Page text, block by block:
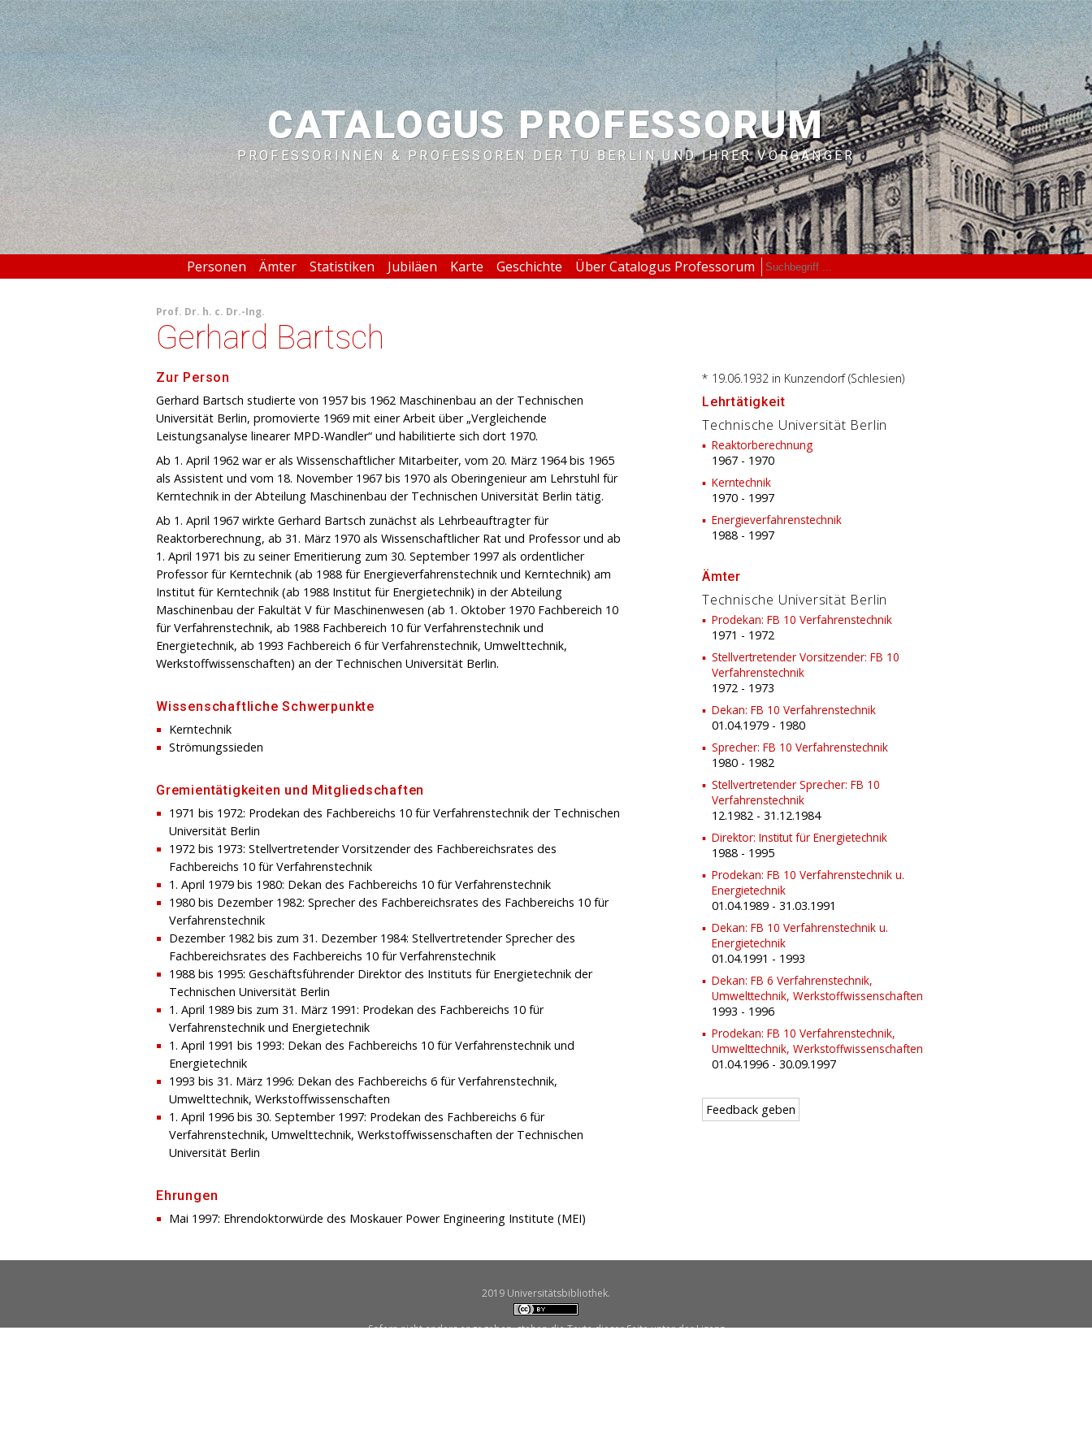
CATALOGUS PROFESSORUM
PROFESSORINNEN & PROFESSOREN DER TU BERLIN UND IHRER VORGÄNGER
Personen Ämter Statistiken Jubiläen Karte Geschichte Über Catalogus Professorum
Prof. Dr. h. c. Dr.-Ing.
Gerhard Bartsch
Zur Person
Gerhard Bartsch studierte von 1957 bis 1962 Maschinenbau an der Technischen
Universität Berlin, promovierte 1969 mit einer Arbeit über „Vergleichende
Leistungsanalyse linearer MPD-Wandler“ und habilitierte sich dort 1970.
Ab 1. April 1962 war er als Wissenschaftlicher Mitarbeiter, vom 20. März 1964 bis 1965
als Assistent und vom 18. November 1967 bis 1970 als Oberingenieur am Lehrstuhl für
Kerntechnik in der Abteilung Maschinenbau der Technischen Universität Berlin tätig.
Ab 1. April 1967 wirkte Gerhard Bartsch zunächst als Lehrbeauftragter für
Reaktorberechnung, ab 31. März 1970 als Wissenschaftlicher Rat und Professor und ab
1. April 1971 bis zu seiner Emeritierung zum 30. September 1997 als ordentlicher
Professor für Kerntechnik (ab 1988 für Energieverfahrenstechnik und Kerntechnik) am
Institut für Kerntechnik (ab 1988 Institut für Energietechnik) in der Abteilung
Maschinenbau der Fakultät V für Maschinenwesen (ab 1. Oktober 1970 Fachbereich 10
für Verfahrenstechnik, ab 1988 Fachbereich 10 für Verfahrenstechnik und
Energietechnik, ab 1993 Fachbereich 6 für Verfahrenstechnik, Umwelttechnik,
Werkstoffwissenschaften) an der Technischen Universität Berlin.
Wissenschaftliche Schwerpunkte
Kerntechnik
Strömungssieden
Gremientätigkeiten und Mitgliedschaften
1971 bis 1972: Prodekan des Fachbereichs 10 für Verfahrenstechnik der Technischen
Universität Berlin
1972 bis 1973: Stellvertretender Vorsitzender des Fachbereichsrates des
Fachbereichs 10 für Verfahrenstechnik
1. April 1979 bis 1980: Dekan des Fachbereichs 10 für Verfahrenstechnik
1980 bis Dezember 1982: Sprecher des Fachbereichsrates des Fachbereichs 10 für
Verfahrenstechnik
Dezember 1982 bis zum 31. Dezember 1984: Stellvertretender Sprecher des
Fachbereichsrates des Fachbereichs 10 für Verfahrenstechnik
1988 bis 1995: Geschäftsführender Direktor des Instituts für Energietechnik der
Technischen Universität Berlin
1. April 1989 bis zum 31. März 1991: Prodekan des Fachbereichs 10 für
Verfahrenstechnik und Energietechnik
1. April 1991 bis 1993: Dekan des Fachbereichs 10 für Verfahrenstechnik und
Energietechnik
1993 bis 31. März 1996: Dekan des Fachbereichs 6 für Verfahrenstechnik,
Umwelttechnik, Werkstoffwissenschaften
1. April 1996 bis 30. September 1997: Prodekan des Fachbereichs 6 für
Verfahrenstechnik, Umwelttechnik, Werkstoffwissenschaften der Technischen
Universität Berlin
Ehrungen
Mai 1997: Ehrendoktorwürde des Moskauer Power Engineering Institute (MEI)
* 19.06.1932 in Kunzendorf (Schlesien)
Lehrtätigkeit
Technische Universität Berlin
Reaktorberechnung
1967 - 1970
Kerntechnik
1970 - 1997
Energieverfahrenstechnik
1988 - 1997
Ämter
Technische Universität Berlin
Prodekan: FB 10 Verfahrenstechnik
1971 - 1972
Stellvertretender Vorsitzender: FB 10
Verfahrenstechnik
1972 - 1973
Dekan: FB 10 Verfahrenstechnik
01.04.1979 - 1980
Sprecher: FB 10 Verfahrenstechnik
1980 - 1982
Stellvertretender Sprecher: FB 10
Verfahrenstechnik
12.1982 - 31.12.1984
Direktor: Institut für Energietechnik
1988 - 1995
Prodekan: FB 10 Verfahrenstechnik u.
Energietechnik
01.04.1989 - 31.03.1991
Dekan: FB 10 Verfahrenstechnik u.
Energietechnik
01.04.1991 - 1993
Dekan: FB 6 Verfahrenstechnik,
Umwelttechnik, Werkstoffwissenschaften
1993 - 1996
Prodekan: FB 10 Verfahrenstechnik,
Umwelttechnik, Werkstoffwissenschaften
01.04.1996 - 30.09.1997
Feedback geben
2019 Universitätsbibliothek.
Sofern nicht anders angegeben, stehen die Texte dieser Seite unter der Lizenz